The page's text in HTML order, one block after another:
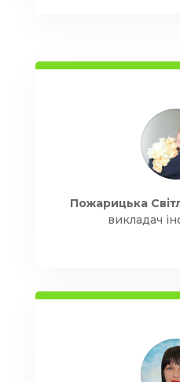
Пожарицька
викладач